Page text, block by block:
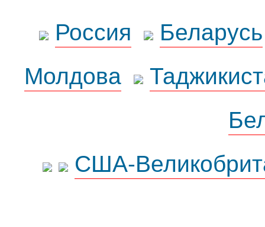
Россия
Беларусь
Молдова
США-